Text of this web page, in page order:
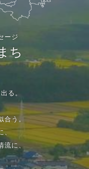
ージ
ち
る。
合う。
、
流に、